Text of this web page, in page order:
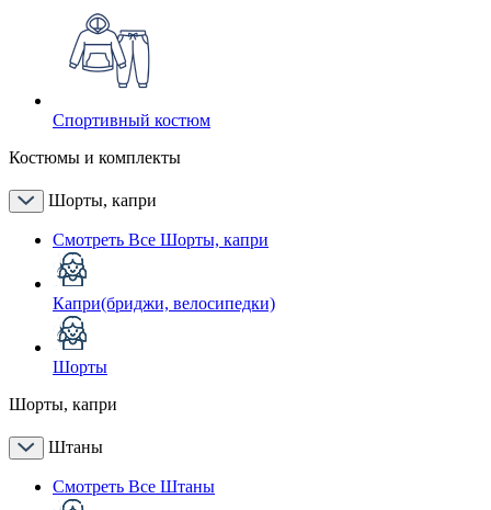
Спортивный костюм
Костюмы и комплекты
Шорты, капри
Смотреть Все Шорты, капри
Капри(бриджи, велосипедки)
Шорты
Шорты, капри
Штаны
Смотреть Все Штаны